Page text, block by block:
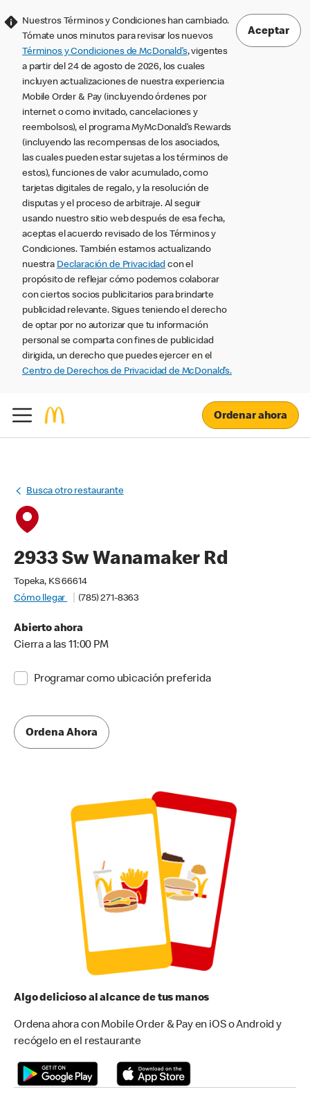
Nuestros Términos y Condiciones han cambiado.
Tómate unos minutos para revisar los nuevos
Términos y Condiciones de McDonald’s, vigentes
a partir del 24 de agosto de 2026, los cuales
incluyen actualizaciones de nuestra experiencia
Mobile Order & Pay (incluyendo órdenes por
internet o como invitado, cancelaciones y
reembolsos), el programa MyMcDonald’s Rewards
(incluyendo las recompensas de los asociados,
las cuales pueden estar sujetas a los términos de
estos), funciones de valor acumulado, como
tarjetas digitales de regalo, y la resolución de
disputas y el proceso de arbitraje. Al seguir
usando nuestro sitio web después de esa fecha,
aceptas el acuerdo revisado de los Términos y
Condiciones. También estamos actualizando
nuestra Declaración de Privacidad con el
propósito de reflejar cómo podemos colaborar
con ciertos socios publicitarios para brindarte
publicidad relevante. Sigues teniendo el derecho
de optar por no autorizar que tu información
personal se comparta con fines de publicidad
dirigida, un derecho que puedes ejercer en el
Centro de Derechos de Privacidad de McDonald’s.
Aceptar
Ordenar ahora
Busca otro restaurante
2933 Sw Wanamaker Rd
Topeka, KS 66614
Cómo llegar
(785) 271-8363
Abierto ahora
Cierra a las 11:00 PM
Programar como ubicación preferida
Ordena Ahora
Algo delicioso al alcance de tus manos
Ordena ahora con Mobile Order & Pay en iOS o Android y
recógelo en el restaurante